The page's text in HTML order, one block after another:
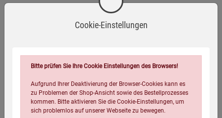
Schlag bei unsachgemäßer Anwendung möglich.
und Kleinteile bergen Verletzungsgefahr.
Herstellerinformationen
Cookie-Einstellungen
Bitte prüfen Sie Ihre Cookie Einstellungen des Browsers!
Aufgrund Ihrer Deaktivierung der Browser-Cookies kann es
zu Problemen der Shop-Ansicht sowie des Bestellprozesses
kommen. Bitte aktivieren Sie die Cookie-Einstellungen, um
sich problemlos auf unserer Webseite zu bewegen.